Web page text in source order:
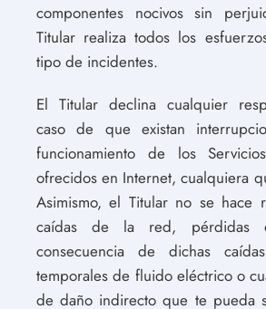
componentes nocivos sin
Titular realiza todos los
tipo de incidentes.
El Titular declina cualquier
caso de que existan
funcionamiento de los
ofrecidos en Internet, cualquiera
Asimismo, el Titular no se hace
caídas de la red, pérdidas
consecuencia de dichas
temporales de fluido eléctrico o
de daño indirecto que te pueda